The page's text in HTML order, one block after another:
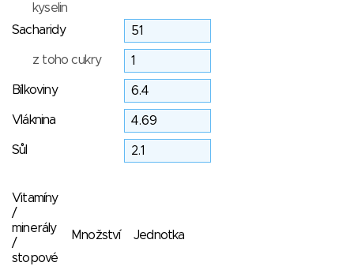
kyselin
Sacharidy
z toho cukry
Bílkoviny
Vláknina
Sůl
Vitamíny
/
minerály
/
stopové
Množství Jednotka